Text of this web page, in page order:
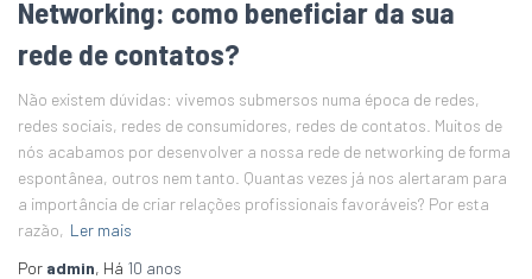
Networking: como beneficiar da sua
rede de contatos?
Não existem dúvidas: vivemos submersos numa época de redes,
redes sociais, redes de consumidores, redes de contatos. Muitos de
nós acabamos por desenvolver a nossa rede de networking de forma
espontânea, outros nem tanto. Quantas vezes já nos alertaram para
a importância de criar relações profissionais favoráveis? Por esta
razão, Ler mais
Por admin, Há 10 anos